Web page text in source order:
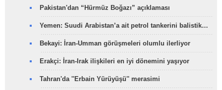
Pakistan'dan “Hürmüz Boğazı” açıklaması
Yemen: Suudi Arabistan’a ait petrol tankerini balistik…
Bekayi: İran-Umman görüşmeleri olumlu ilerliyor
Erakçi: İran-Irak ilişkileri en iyi dönemini yaşıyor
Tahran'da ''Erbain Yürüyüşü'' merasimi